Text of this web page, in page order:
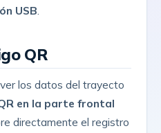
USB.
QR
los datos del trayecto
en la parte frontal
directamente el registro